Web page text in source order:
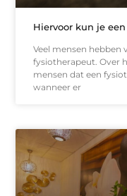
Hiervoor kun je
Veel mensen hebben
fysiotherapeut. Over
mensen dat een
wanneer er